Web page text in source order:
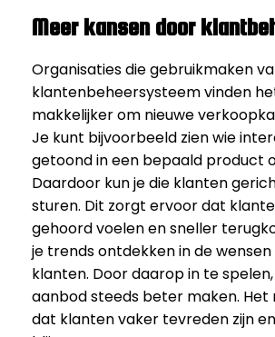
Meer kansen door
Organisaties die gebruikmaken
klantenbeheersysteem vinden
makkelijker om nieuwe
Je kunt bijvoorbeeld zien wie
getoond in een bepaald product
Daardoor kun je die klanten
sturen. Dit zorgt ervoor dat
gehoord voelen en sneller
je trends ontdekken in de wensen
klanten. Door daarop in te spelen,
aanbod steeds beter maken. Het
dat klanten vaker tevreden zijn